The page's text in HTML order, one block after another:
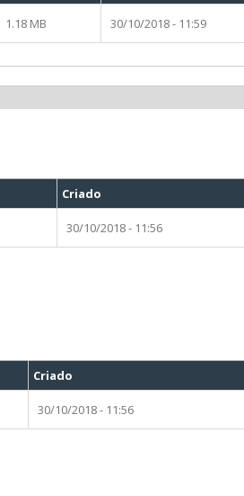
1.18 MB 30/10/2018 - 11:59
Criado
30/10/2018 - 11:56
Criado
30/10/2018 - 11:56